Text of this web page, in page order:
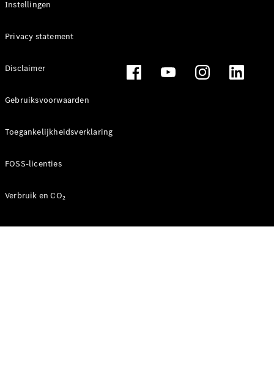
Instellingen
Privacy statement
Disclaimer
Gebruiksvoorwaarden
Toegankelijkheidsverklaring
FOSS-licenties
Verbruik en CO₂